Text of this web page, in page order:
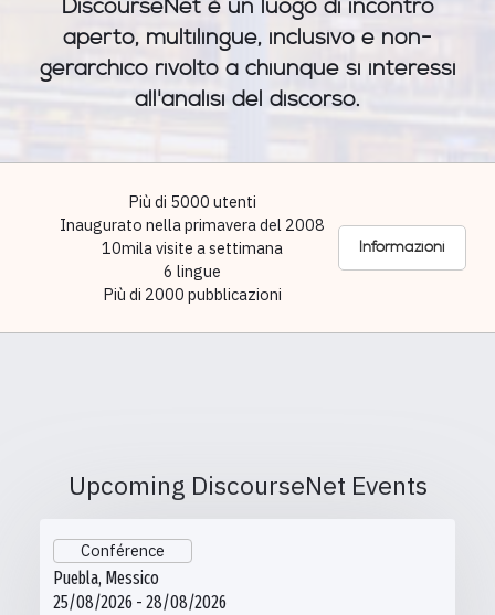
DiscourseNet è un luogo di incontro
aperto, multilingue, inclusivo e non-
gerarchico rivolto a chiunque si interessi
all'analisi del discorso.
Più di 5000 utenti
Inaugurato nella primavera del 2008
10mila visite a settimana
6 lingue
Più di 2000 pubblicazioni
Informazioni
Upcoming DiscourseNet Events
Conférence
Puebla, Messico
25/08/2026 - 28/08/2026